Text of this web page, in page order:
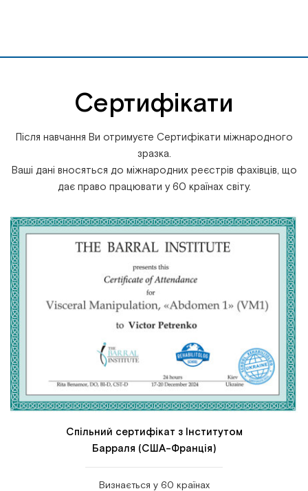
Сертифікати
Після навчання Ви отримуєте Сертифікати міжнародного
зразка.
Ваші дані вносяться до міжнародних реєстрів фахівців, що
дає право працювати у 60 країнах світу.
Спільний сертифікат з Інститутом
Барраля (США-Франція)
Визнається у 60 країнах